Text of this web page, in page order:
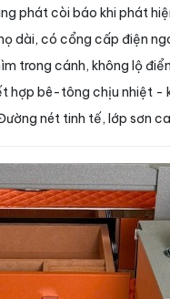
phát còi báo khi phát
dài, có cổng cấp điện
trong cánh, không lộ
hợp bê-tông chịu nhiệt -
nét tinh tế, lớp sơn